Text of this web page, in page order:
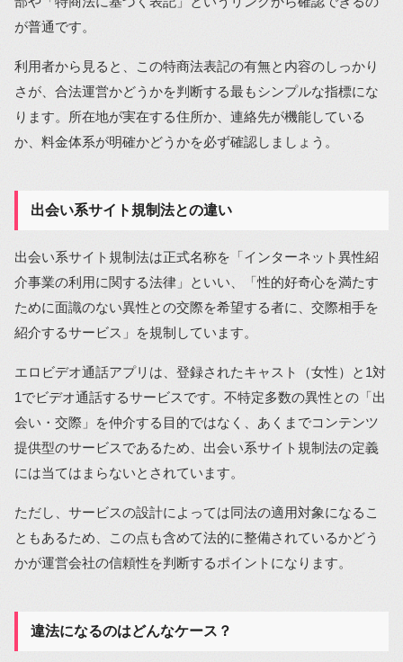
が普通です。
利用者から見ると、この特商法表記の有無と内容のしっかり
さが、合法運営かどうかを判断する最もシンプルな指標にな
ります。所在地が実在する住所か、連絡先が機能している
か、料金体系が明確かどうかを必ず確認しましょう。
出会い系サイト規制法との違い
出会い系サイト規制法は正式名称を「インターネット異性紹
介事業の利用に関する法律」といい、「性的好奇心を満たす
ために面識のない異性との交際を希望する者に、交際相手を
紹介するサービス」を規制しています。
エロビデオ通話アプリは、登録されたキャスト（女性）と1対
1でビデオ通話するサービスです。不特定多数の異性との「出
会い・交際」を仲介する目的ではなく、あくまでコンテンツ
提供型のサービスであるため、出会い系サイト規制法の定義
には当てはまらないとされています。
ただし、サービスの設計によっては同法の適用対象になるこ
ともあるため、この点も含めて法的に整備されているかどう
かが運営会社の信頼性を判断するポイントになります。
違法になるのはどんなケース？